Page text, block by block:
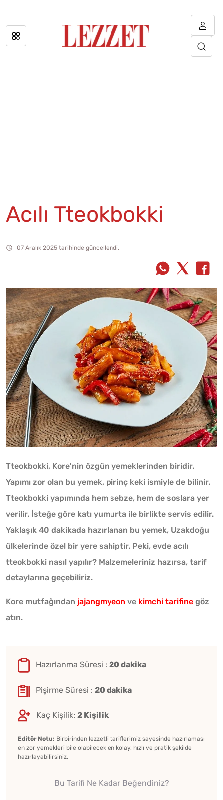
Acılı Tteokbokki
07 Aralık 2025 tarihinde güncellendi.
Tteokbokki, Kore'nin özgün yemeklerinden biridir.
Yapımı zor olan bu yemek, pirinç keki ismiyle de bilinir.
Tteokbokki yapımında hem sebze, hem de soslara yer
verilir. İsteğe göre katı yumurta ile birlikte servis edilir.
Yaklaşık 40 dakikada hazırlanan bu yemek, Uzakdoğu
ülkelerinde özel bir yere sahiptir. Peki, evde acılı
tteokbokki nasıl yapılır? Malzemeleriniz hazırsa, tarif
detaylarına geçebiliriz.
Kore mutfağından jajangmyeon ve kimchi tarifine göz
atın.
Hazırlanma Süresi : 20 dakika
Pişirme Süresi : 20 dakika
Kaç Kişilik: 2 Kişilik
Editör Notu: Birbirinden lezzetli tariflerimiz sayesinde hazırlaması
en zor yemekleri bile olabilecek en kolay, hızlı ve pratik şekilde
hazırlayabilirsiniz.
Bu Tarifi Ne Kadar Beğendiniz?